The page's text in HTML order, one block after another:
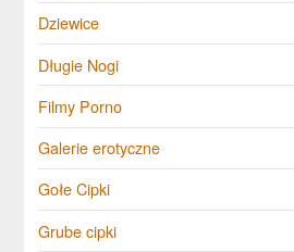
Dziewice
Długie Nogi
Filmy Porno
Galerie erotyczne
Gołe Cipki
Grube cipki